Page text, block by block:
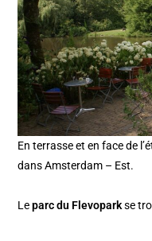
En terrasse et en face de
dans Amsterdam – Est.
Leparc du Flevoparkse